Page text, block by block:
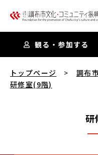
観る・参加する
トップページ
調布
研修室(9階)
研
研修室(9階)を閲覧中